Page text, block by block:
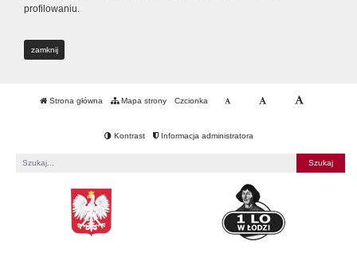
profilowaniu.
zamknij
Strona główna Mapa strony Czcionka
Kontrast Informacja administratora